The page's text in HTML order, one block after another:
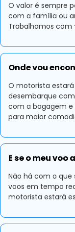
O valor é sempre
com a família ou
Trabalhamos com
Onde vou
O motorista
desembarque
com a bagagem
para maior
E se o meu voo
Não há com o que
voos em tempo
motorista estará